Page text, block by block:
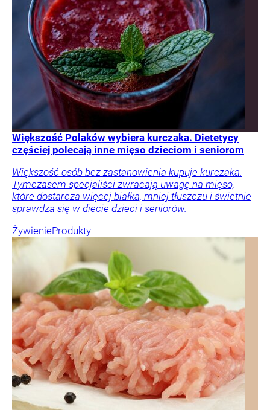
Większość Polaków wybiera kurczaka. Dietetycy
częściej polecają inne mięso dzieciom i seniorom
Większość osób bez zastanowienia kupuje kurczaka.
Tymczasem specjaliści zwracają uwagę na mięso,
które dostarcza więcej białka, mniej tłuszczu i świetnie
sprawdza się w diecie dzieci i seniorów.
ŻywienieProdukty